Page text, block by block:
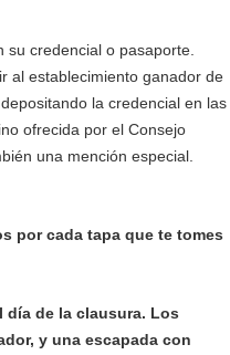
su credencial o pasaporte.
al establecimiento ganador de
la credencial en las
ofrecida por el Consejo
una mención especial.
por cada tapa que te tomes
de la clausura. Los
y una escapada con